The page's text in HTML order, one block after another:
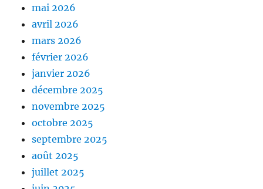
mai 2026
avril 2026
mars 2026
février 2026
janvier 2026
décembre 2025
novembre 2025
octobre 2025
septembre 2025
août 2025
juillet 2025